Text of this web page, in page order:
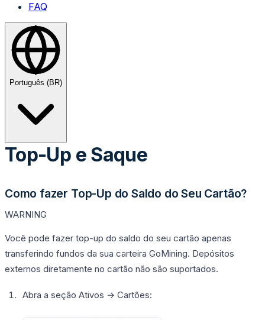
FAQ
Português (BR)
Top-Up e Saque
Como fazer Top-Up do Saldo do Seu Cartão?
WARNING
Você pode fazer top-up do saldo do seu cartão apenas
transferindo fundos da sua carteira GoMining. Depósitos
externos diretamente no cartão não são suportados.
Abra a seção Ativos → Cartões: